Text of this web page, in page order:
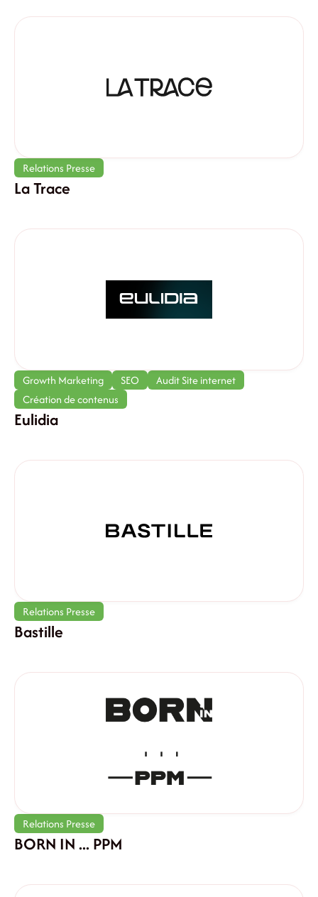
Relations Presse
La Trace
Growth Marketing SEO
Audit Site internet
Création de contenus
Eulidia
Relations Presse
Bastille
Relations Presse
BORN IN ... PPM